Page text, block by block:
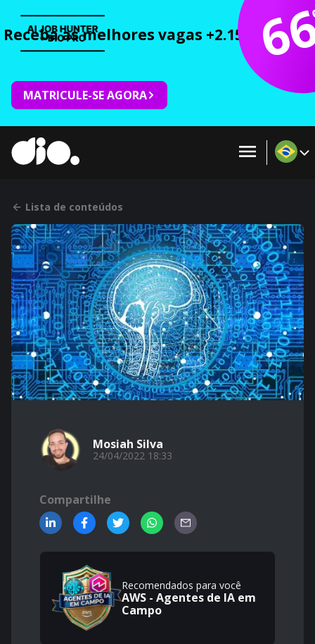
Receba as melhores vagas +2.150 cursos
MATRICULE-SE AGORA
Lista de conteúdos
Mosiah Silva
24/04/2022 18:33
Compartilhe
Recomendados para você
AWS - Agentes de IA em
Campo